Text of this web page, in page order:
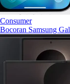
Consumer
Bocoran Samsung